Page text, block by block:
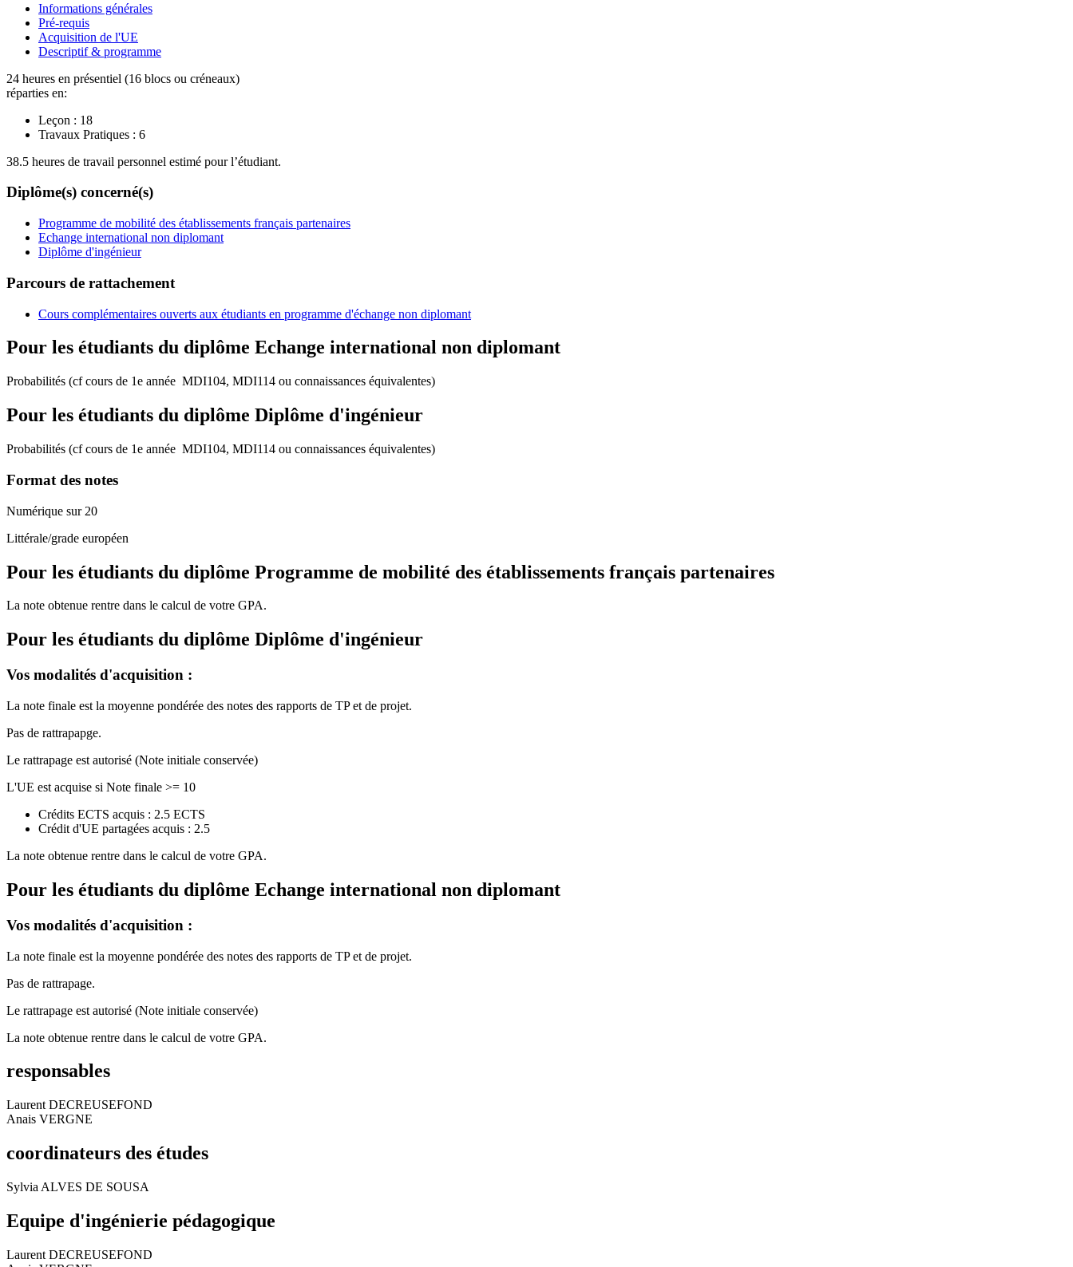
Informations générales
Pré-requis
Acquisition de l'UE
Descriptif & programme
24 heures en présentiel (16 blocs ou créneaux)
réparties en:
Leçon : 18
Travaux Pratiques : 6
38.5 heures de travail personnel estimé pour l’étudiant.
Diplôme(s) concerné(s)
Programme de mobilité des établissements français partenaires
Echange international non diplomant
Diplôme d'ingénieur
Parcours de rattachement
Cours complémentaires ouverts aux étudiants en programme d'échange non diplomant
Pour les étudiants du diplôme Echange international non diplomant
Probabilités (cf cours de 1e année MDI104, MDI114 ou connaissances équivalentes)
Pour les étudiants du diplôme Diplôme d'ingénieur
Probabilités (cf cours de 1e année MDI104, MDI114 ou connaissances équivalentes)
Format des notes
Numérique sur 20
Littérale/grade européen
Pour les étudiants du diplôme Programme de mobilité des établissements français partenaires
La note obtenue rentre dans le calcul de votre GPA.
Pour les étudiants du diplôme Diplôme d'ingénieur
Vos modalités d'acquisition :
La note finale est la moyenne pondérée des notes des rapports de TP et de projet.
Pas de rattrapapge.
Le rattrapage est autorisé (Note initiale conservée)
L'UE est acquise si Note finale >= 10
Crédits ECTS acquis : 2.5 ECTS
Crédit d'UE partagées acquis : 2.5
La note obtenue rentre dans le calcul de votre GPA.
Pour les étudiants du diplôme Echange international non diplomant
Vos modalités d'acquisition :
La note finale est la moyenne pondérée des notes des rapports de TP et de projet.
Pas de rattrapage.
Le rattrapage est autorisé (Note initiale conservée)
La note obtenue rentre dans le calcul de votre GPA.
responsables
Laurent DECREUSEFOND
Anais VERGNE
coordinateurs des études
Sylvia ALVES DE SOUSA
Equipe d'ingénierie pédagogique
Laurent DECREUSEFOND